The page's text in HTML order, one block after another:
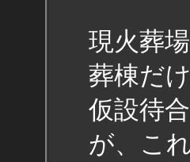
現火葬
葬棟だ
仮設待
が、こ